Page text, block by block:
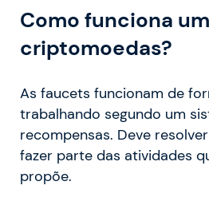
Como funciona
criptomoedas?
As faucets funcionam de
trabalhando segundo um
recompensas. Deve
fazer parte das atividades
propõe.